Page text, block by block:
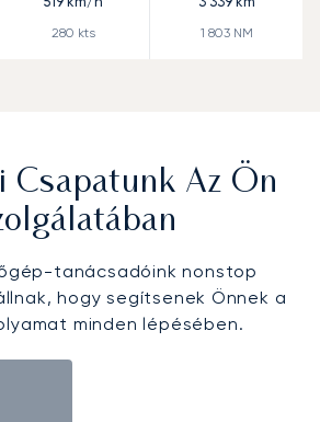
280 kts 1 803NM
Csapatunk Az Ön
tanácsadóink nonstop
hogy segítsenek Önnek a
minden lépésében.